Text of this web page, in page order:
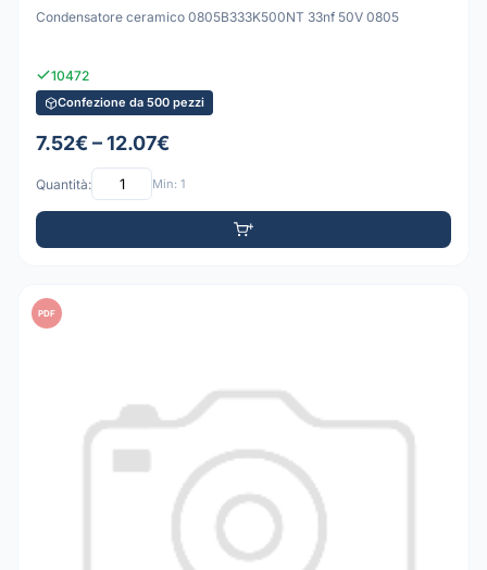
Condensatore ceramico 0805B333K500NT 33nf 50V 0805
10472
Confezione da 500 pezzi
7.52€ – 12.07€
Quantità: Min: 1
PDF